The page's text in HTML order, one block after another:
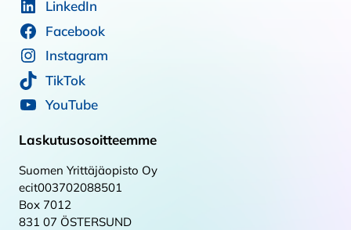
LinkedIn
Facebook
Instagram
TikTok
YouTube
Laskutusosoitteemme
Suomen Yrittäjäopisto Oy
ecit003702088501
Box 7012
831 07 ÖSTERSUND